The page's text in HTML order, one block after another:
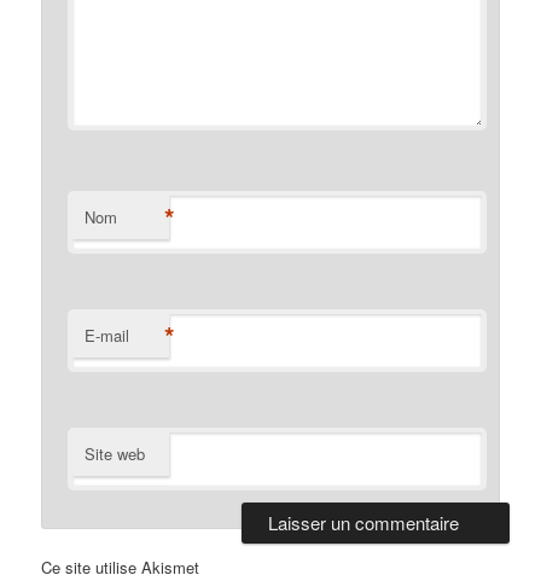
Nom *
E-mail *
Site web
Ce site utilise Akismet